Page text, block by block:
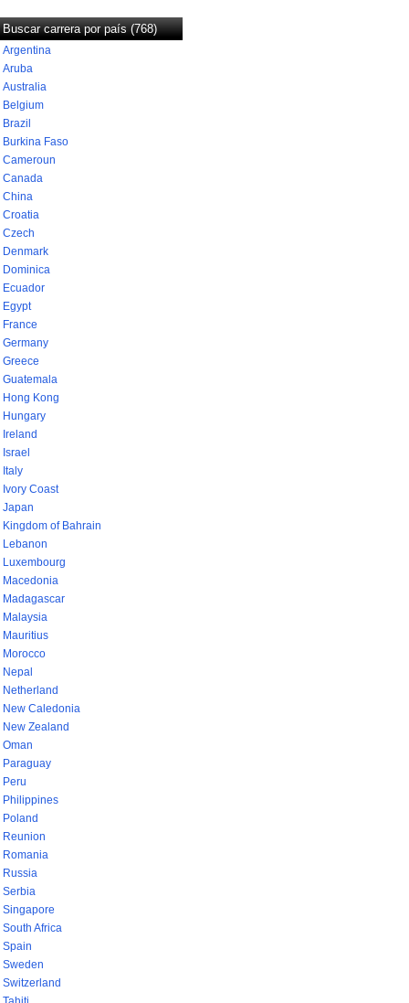
Buscar carrera por país (768)
Argentina
Aruba
Australia
Belgium
Brazil
Burkina Faso
Cameroun
Canada
China
Croatia
Czech
Denmark
Dominica
Ecuador
Egypt
France
Germany
Greece
Guatemala
Hong Kong
Hungary
Ireland
Israel
Italy
Ivory Coast
Japan
Kingdom of Bahrain
Lebanon
Luxembourg
Macedonia
Madagascar
Malaysia
Mauritius
Morocco
Nepal
Netherland
New Caledonia
New Zealand
Oman
Paraguay
Peru
Philippines
Poland
Reunion
Romania
Russia
Serbia
Singapore
South Africa
Spain
Sweden
Switzerland